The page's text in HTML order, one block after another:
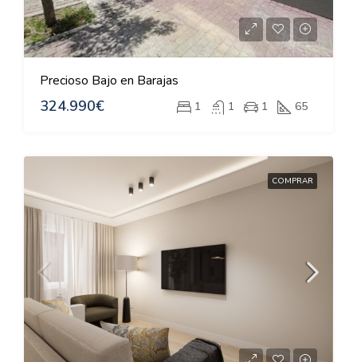
Precioso Bajo en Barajas
324.990€ 1 1 1 65
COMPRAR